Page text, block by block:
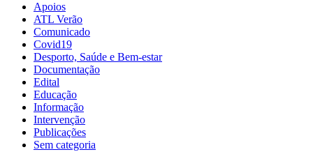
Apoios
ATL Verão
Comunicado
Covid19
Desporto, Saúde e Bem-estar
Documentação
Edital
Educação
Informação
Intervenção
Publicações
Sem categoria